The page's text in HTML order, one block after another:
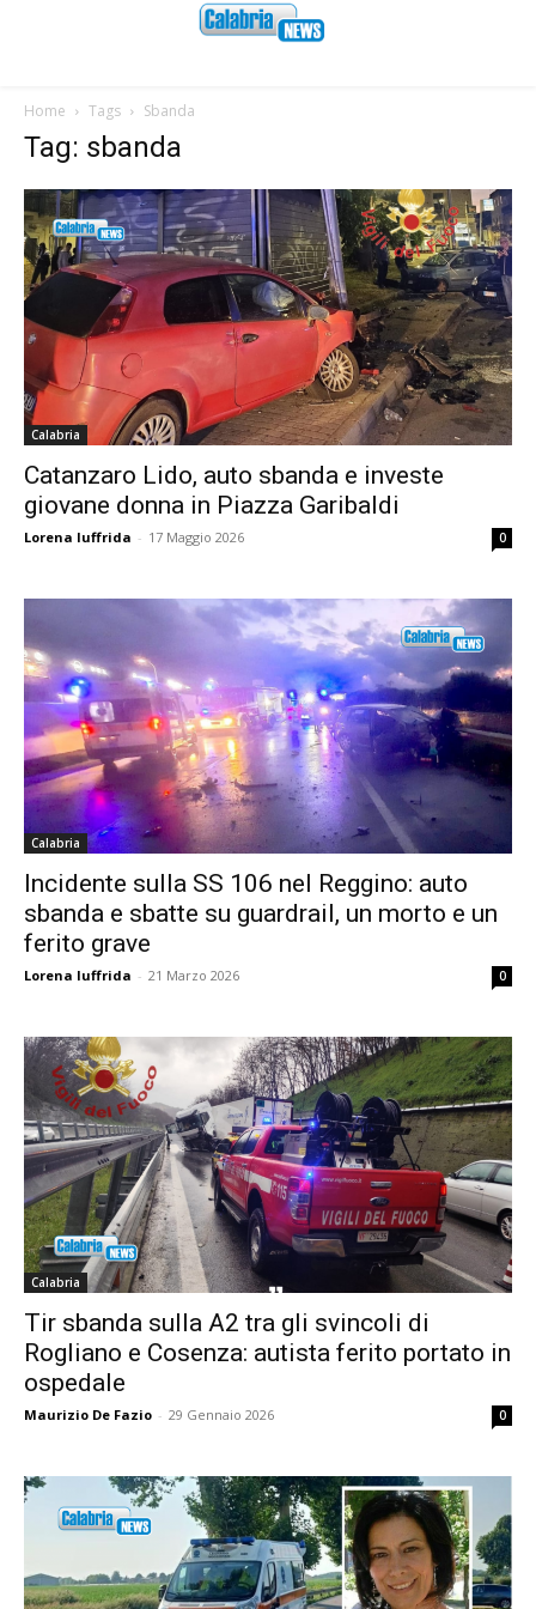
Home Tags Sbanda
Tag: sbanda
Calabria
Catanzaro Lido, auto sbanda e investe
giovane donna in Piazza Garibaldi
Lorena Iuffrida - 17 Maggio 2026 0
Calabria
Incidente sulla SS 106 nel Reggino: auto
sbanda e sbatte su guardrail, un morto e un
ferito grave
Lorena Iuffrida - 21 Marzo 2026 0
Calabria
Tir sbanda sulla A2 tra gli svincoli di
Rogliano e Cosenza: autista ferito portato in
ospedale
Maurizio De Fazio - 29 Gennaio 2026 0